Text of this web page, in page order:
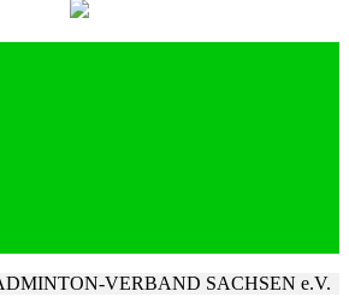
VERBAND SACHSEN e.V.